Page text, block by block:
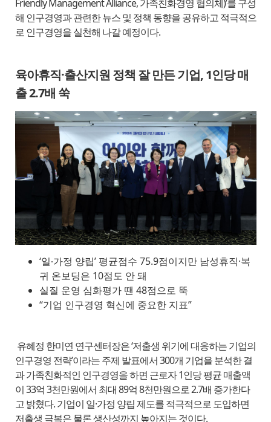
Friendly Management Alliance, 가족친화경영 협의체)’를 구성
해 인구경영과 관련한 뉴스 및 정책 동향을 공유하고 적극적으
로 인구경영을 실천해 나갈 예정이다.
육아휴직·출산지원 정책 잘 만든 기업, 1인당 매
출 2.7배 쑥
‘일∙가정 양립’ 평균점수 75.9점이지만 남성휴직·복
귀 온보딩은 10점도 안 돼
실질 운영 심화평가 땐 48점으로 뚝
“기업 인구경영 혁신에 중요한 지표”
유혜정 한미연 연구센터장은 ‘저출생 위기에 대응하는 기업의
인구경영 전략’이라는 주제 발표에서 300개 기업을 분석한 결
과 가족친화적인 인구경영을 하면 근로자 1인당 평균 매출액
이 33억 3천만원에서 최대 89억 8천만원으로 2.7배 증가한다
고 밝혔다. 기업이 일·가정 양립 제도를 적극적으로 도입하면
저출생 극복은 물론 생산성까지 높아지는 것이다.